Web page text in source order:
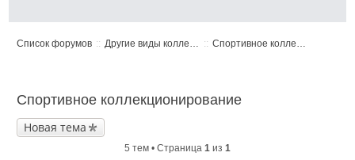
Список форумов Другие виды коллекционирования Спортивное коллекционирование
Спортивное коллекционирование
Новая тема
5 тем • Страница 1 из 1